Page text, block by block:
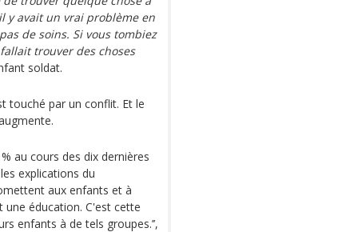
y avait un vrai problème en
de soins. Si vous tombiez
trouver des choses
soldat.
touché par un conflit. Et le
au cours des dix dernières
explications du
aux enfants et à
éducation. C'est cette
enfants à de tels groupes.’’,